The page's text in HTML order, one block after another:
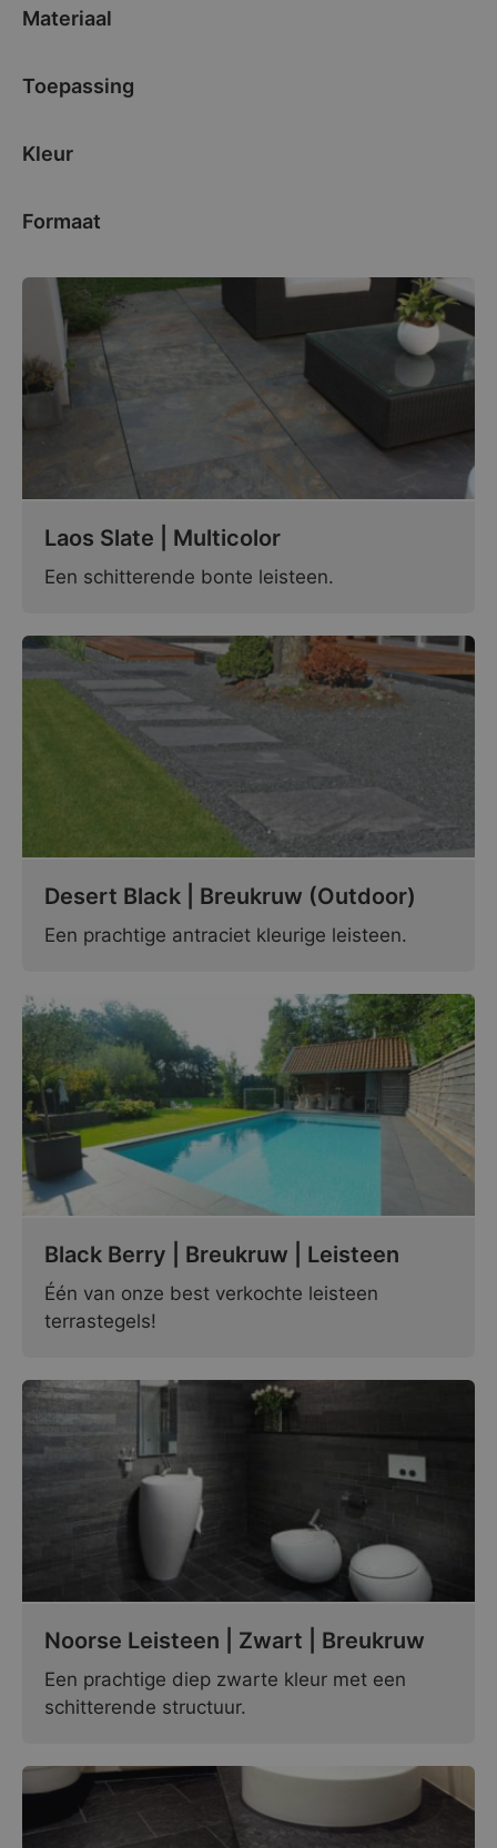
Materiaal
Toepassing
Kleur
Formaat
Laos Slate | Multicolor
Een schitterende bonte leisteen.
Desert Black | Breukruw (Outdoor)
Een prachtige antraciet kleurige leisteen.
Black Berry | Breukruw | Leisteen
Één van onze best verkochte leisteen
terrastegels!
Noorse Leisteen | Zwart | Breukruw
Een prachtige diep zwarte kleur met een
schitterende structuur.